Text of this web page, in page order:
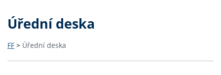
Úřední deska
FF > Úřední deska